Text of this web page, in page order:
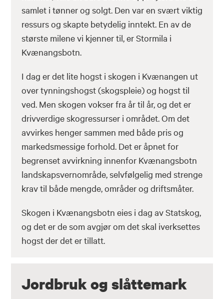
samlet i tønner og solgt. Den var en svært viktig
ressurs og skapte betydelig inntekt. En av de
største milene vi kjenner til, er Stormila i
Kvænangsbotn.
I dag er det lite hogst i skogen i Kvænangen ut
over tynningshogst (skogspleie) og hogst til
ved. Men skogen vokser fra år til år, og det er
drivverdige skogressurser i området. Om det
avvirkes henger sammen med både pris og
markedsmessige forhold. Det er åpnet for
begrenset avvirkning innenfor Kvænangsbotn
landskapsvernområde, selvfølgelig med strenge
krav til både mengde, områder og driftsmåter.
Skogen i Kvænangsbotn eies i dag av Statskog,
og det er de som avgjør om det skal iverksettes
hogst der det er tillatt.
Jordbruk og slåttemark